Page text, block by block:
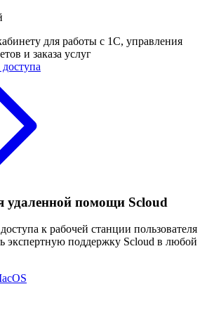
для работы с 1С, управления
и заказа услуг
удаленной помощи Scloud
к рабочей станции пользователя
экспертную поддержку Scloud в любой